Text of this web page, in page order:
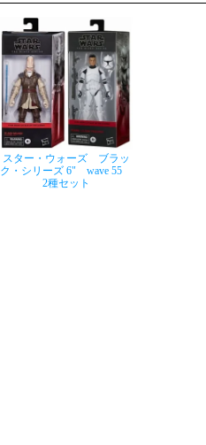
スター・ウォーズ ブラッ
ク・シリーズ 6" wave 55
2種セット